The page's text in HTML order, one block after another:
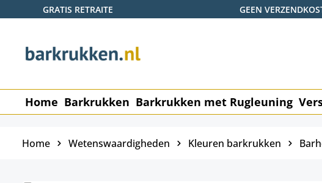
de hoofdinhoud
Ga naar de zoekopdracht
Ga naar de hoofdnavigatie
GRATIS RETRAITE GEEN
Home Barkrukken Barkrukken met Rugleuning
Home Wetenswaardigheden Kleuren barkrukken